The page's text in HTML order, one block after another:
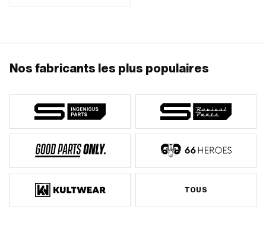
droit · Camouflé: Non · Champ
Nos fabricants les plus populaires
TOUS